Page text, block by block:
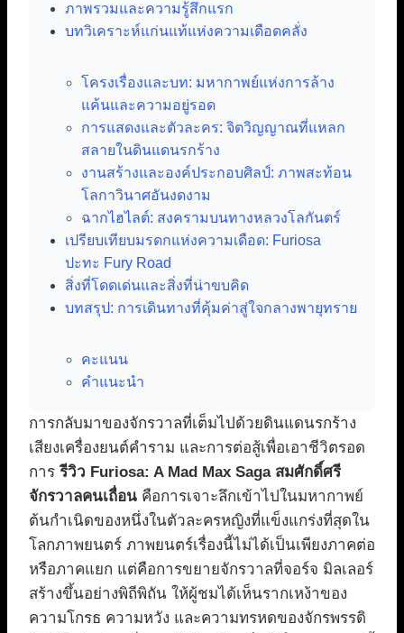
ภาพรวมและความรู้สึกแรก
บทวิเคราะห์แก่นแท้แห่งความเดือดคลั่ง
โครงเรื่องและบท: มหากาพย์แห่งการล้าง
แค้นและความอยู่รอด
การแสดงและตัวละคร: จิตวิญญาณที่แหลก
สลายในดินแดนรกร้าง
งานสร้างและองค์ประกอบศิลป์: ภาพสะท้อน
โลกาวินาศอันงดงาม
ฉากไฮไลต์: สงครามบนทางหลวงโลกันตร์
เปรียบเทียบมรดกแห่งความเดือด: Furiosa
ปะทะ Fury Road
สิ่งที่โดดเด่นและสิ่งที่น่าขบคิด
บทสรุป: การเดินทางที่คุ้มค่าสู่ใจกลางพายุทราย
คะแนน
คำแนะนำ
การกลับมาของจักรวาลที่เต็มไปด้วยดินแดนรกร้าง
เสียงเครื่องยนต์คำราม และการต่อสู้เพื่อเอาชีวิตรอด
การรีวิว Furiosa: A Mad Max Saga สมศักดิ์ศรี
จักรวาลคนเถื่อน คือการเจาะลึกเข้าไปในมหากาพย์
ต้นกำเนิดของหนึ่งในตัวละครหญิงที่แข็งแกร่งที่สุดใน
โลกภาพยนตร์ ภาพยนตร์เรื่องนี้ไม่ได้เป็นเพียงภาคต่อ
หรือภาคแยก แต่คือการขยายจักรวาลที่จอร์จ มิลเลอร์
สร้างขึ้นอย่างพิถีพิถัน ให้ผู้ชมได้เห็นรากเหง้าของ
ความโกรธ ความหวัง และความทรหดของจักรพรรดิ